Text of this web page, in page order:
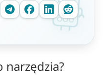
narzędzia?